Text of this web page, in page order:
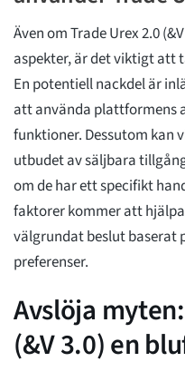
Även om Trade Urex 2.0
aspekter, är det viktigt att
En potentiell nackdel är
att använda plattformens
funktioner. Dessutom kan
utbudet av säljbara
om de har ett specifikt
faktorer kommer att
välgrundat beslut baserat
preferenser.
Avslöja
(&V 3.0) en